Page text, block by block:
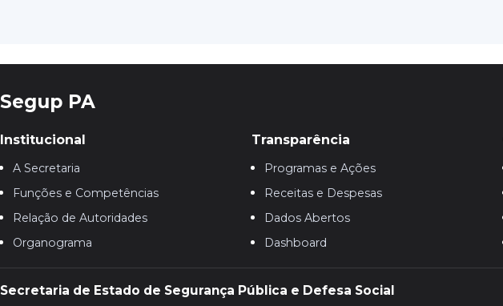
Segup PA
Institucional
A Secretaria
Funções e Competências
Relação de Autoridades
Organograma
Transparência
Programas e Ações
Receitas e Despesas
Dados Abertos
Dashboard
Secretaria de Estado de Segurança Pública e Defesa Social